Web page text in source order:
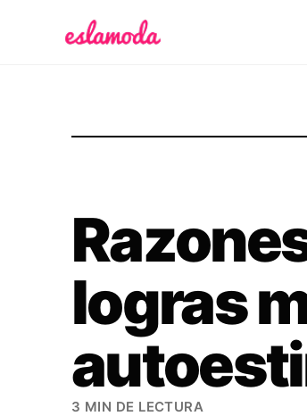
logras
3 MIN DE LECTURA